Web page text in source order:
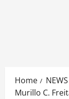
Home
NEWS
Murillo C.